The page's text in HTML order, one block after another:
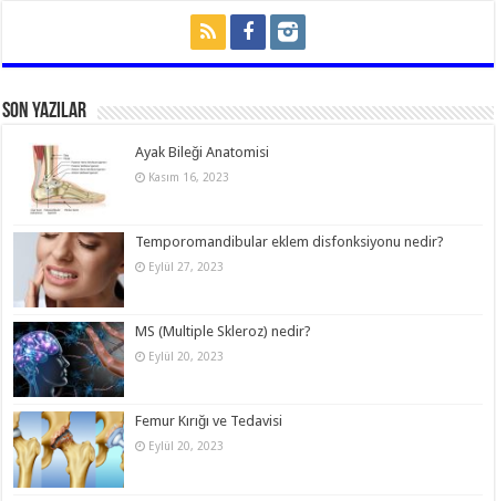
Son Yazılar
Ayak Bileği Anatomisi
Kasım 16, 2023
Temporomandibular eklem disfonksiyonu nedir?
Eylül 27, 2023
MS (Multiple Skleroz) nedir?
Eylül 20, 2023
Femur Kırığı ve Tedavisi
Eylül 20, 2023